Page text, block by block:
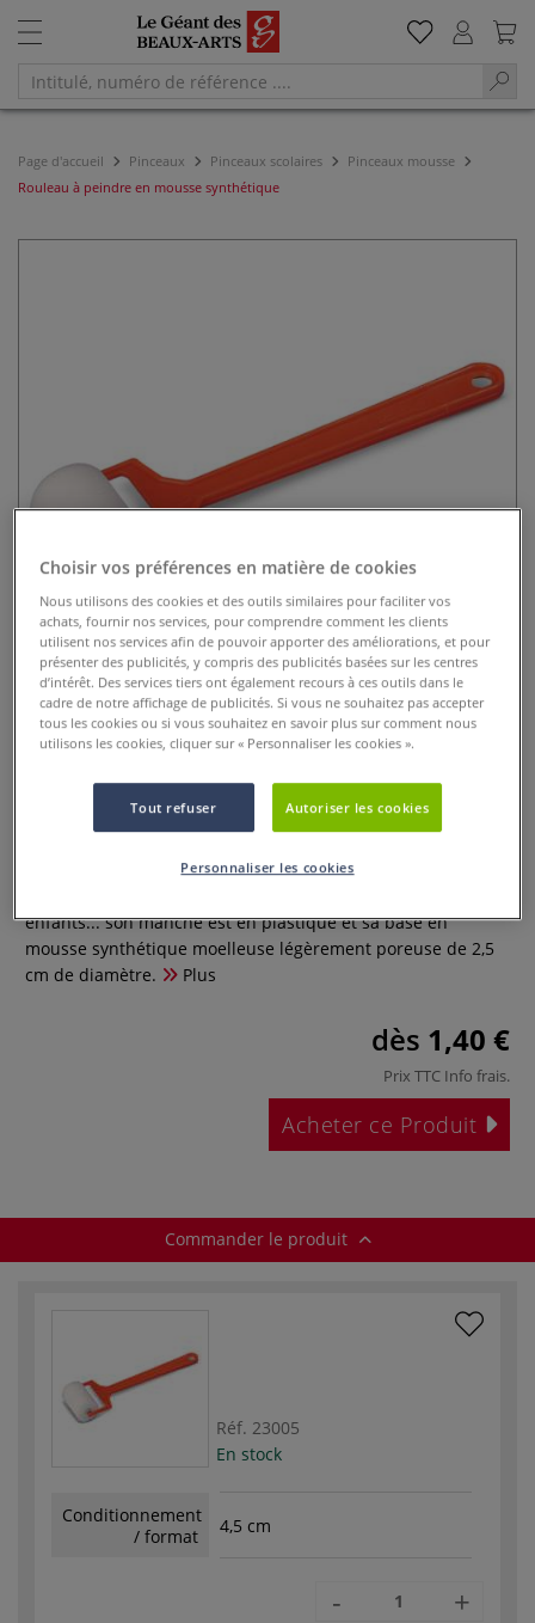
Page d'accueil Pinceaux Pinceaux scolaires
Pinceaux mousse
Rouleau à peindre en mousse synthétique
synthétique
enfants... son manche est en plastique et sa base en
mousse synthétique moelleuse légèrement poreuse de 2,5
cm de diamètre.
Plus
dès 1,40 €
Prix TTC Info frais.
Acheter ce Produit
Commander le produit
Réf. 23005
En stock
Conditionnement
/ format
4,5 cm
- +
Choisir vos préférences en matière de cookies
Nous utilisons des cookies et des outils similaires pour faciliter vos
achats, fournir nos services, pour comprendre comment les clients
utilisent nos services afin de pouvoir apporter des améliorations, et pour
présenter des publicités, y compris des publicités basées sur les centres
d’intérêt. Des services tiers ont également recours à ces outils dans le
cadre de notre affichage de publicités. Si vous ne souhaitez pas accepter
tous les cookies ou si vous souhaitez en savoir plus sur comment nous
utilisons les cookies, cliquer sur « Personnaliser les cookies ».
Tout refuser Autoriser les cookies
Personnaliser les cookies